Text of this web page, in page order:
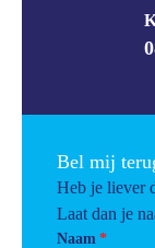
Bel mij
Heb je liever
Laat dan je
Naam